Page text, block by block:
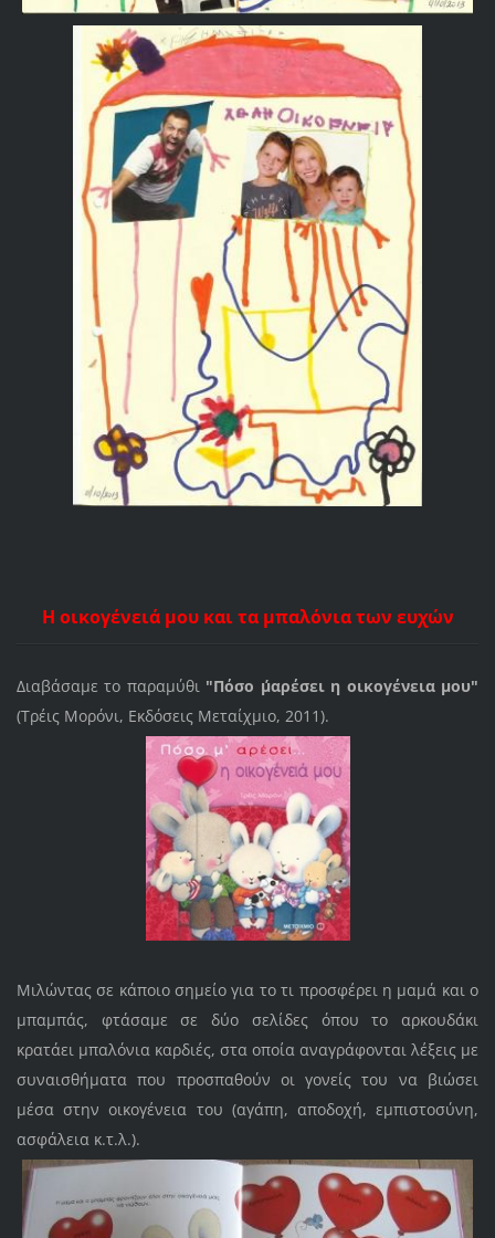
Η οικογένειά μου και τα μπαλόνια των ευχών
Διαβάσαμε το παραμύθι "Πόσο μ΄αρέσει η οικογένεια μου"
(Τρέις Μορόνι, Εκδόσεις Μεταίχμιο, 2011).
Μιλώντας σε κάποιο σημείο για το τι προσφέρει η μαμά και ο
μπαμπάς, φτάσαμε σε δύο σελίδες όπου το αρκουδάκι
κρατάει μπαλόνια καρδιές, στα οποία αναγράφονται λέξεις με
συναισθήματα που προσπαθούν οι γονείς του να βιώσει
μέσα στην οικογένεια του (αγάπη, αποδοχή, εμπιστοσύνη,
ασφάλεια κ.τ.λ.).